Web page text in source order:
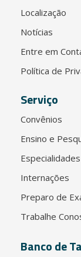
Localização
Notícias
Entre em
Política de
Serviço
Convênios
Ensino e
Especialidades
Internações
Preparo de
Trabalhe
Banco de